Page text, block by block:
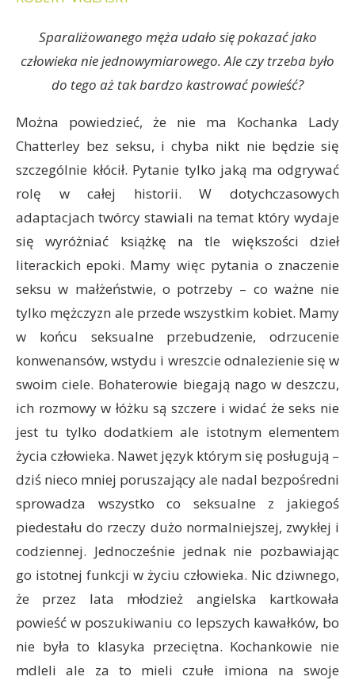
Sparaliżowanego męża udało się pokazać jako
człowieka nie jednowymiarowego. Ale czy trzeba było
do tego aż tak bardzo kastrować powieść?
Można powiedzieć, że nie ma Kochanka Lady
Chatterley bez seksu, i chyba nikt nie będzie się
szczególnie kłócił. Pytanie tylko jaką ma odgrywać
rolę w całej historii. W dotychczasowych
adaptacjach twórcy stawiali na temat który wydaje
się wyróżniać książkę na tle większości dzieł
literackich epoki. Mamy więc pytania o znaczenie
seksu w małżeństwie, o potrzeby – co ważne nie
tylko mężczyzn ale przede wszystkim kobiet. Mamy
w końcu seksualne przebudzenie, odrzucenie
konwenansów, wstydu i wreszcie odnalezienie się w
swoim ciele. Bohaterowie biegają nago w deszczu,
ich rozmowy w łóżku są szczere i widać że seks nie
jest tu tylko dodatkiem ale istotnym elementem
życia człowieka. Nawet język którym się posługują –
dziś nieco mniej poruszający ale nadal bezpośredni
sprowadza wszystko co seksualne z jakiegoś
piedestału do rzeczy dużo normalniejszej, zwykłej i
codziennej. Jednocześnie jednak nie pozbawiając
go istotnej funkcji w życiu człowieka. Nic dziwnego,
że przez lata młodzież angielska kartkowała
powieść w poszukiwaniu co lepszych kawałków, bo
nie była to klasyka przeciętna. Kochankowie nie
mdleli ale za to mieli czułe imiona na swoje